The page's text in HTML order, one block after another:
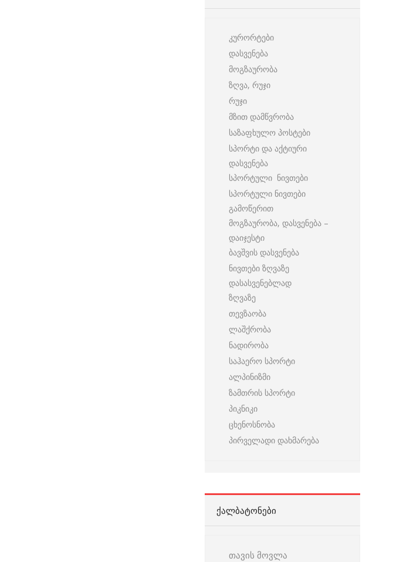
კურორტები
დასვენება
მოგზაურობა
ზღვა, რუჯი
რუჯი
მზით დამწვრობა
საზაფხულო პოსტები
სპორტი და აქტიური
დასვენება
სპორტული ნივთები
სპორტული ნივთები
გამოწერით
მოგზაურობა, დასვენება –
დაიჯესტი
ბავშვის დასვენება
ნივთები ზღვაზე
დასასვენებლად
ზღვაზე
თევზაობა
ლაშქრობა
ნადირობა
საჰაერო სპორტი
ალპინიზმი
ზამთრის სპორტი
პიკნიკი
ცხენოსნობა
პირველადი დახმარება
ᲥᲐᲚᲑᲐᲢᲝᲜᲔᲑᲘ
თავის მოვლა